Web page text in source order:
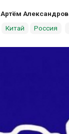
Артём Александров
Китай Россия